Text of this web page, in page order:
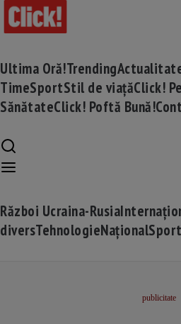
Ultima Oră!Trending
TimeSportStil de viațăClick!
SănătateClick! Poftă Bună!
Război Ucraina-Rusia
diversTehnologieNaționalSport